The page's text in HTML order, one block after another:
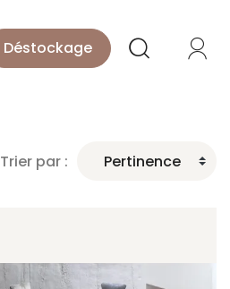
Déstockage
Trier par : Pertinence